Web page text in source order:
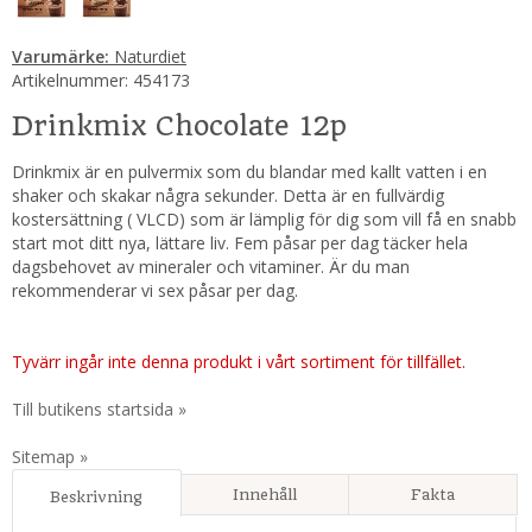
Varumärke: Naturdiet
Artikelnummer: 454173
Drinkmix Chocolate 12p
Drinkmix är en pulvermix som du blandar med kallt vatten i en
shaker och skakar några sekunder. Detta är en fullvärdig
kostersättning ( VLCD) som är lämplig för dig som vill få en snabb
start mot ditt nya, lättare liv. Fem påsar per dag täcker hela
dagsbehovet av mineraler och vitaminer. Är du man
rekommenderar vi sex påsar per dag.
Tyvärr ingår inte denna produkt i vårt sortiment för tillfället.
Till butikens startsida »
Sitemap »
Beskrivning Innehåll Fakta